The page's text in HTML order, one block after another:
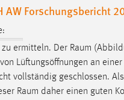
AW Forschungsbericht
zu ermitteln. Der Raum
Lüftungsöffnungen an
vollständig geschlossen.
Raum daher einen guten